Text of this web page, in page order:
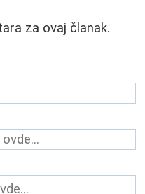
za ovaj članak.